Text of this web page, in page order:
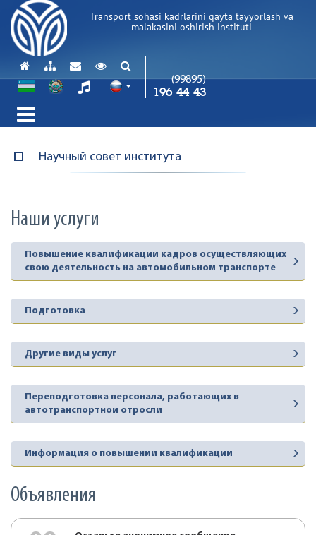
Transport sohasi kadrlarini qayta tayyorlash va
malakasini oshirish instituti
(99895)
196 44 43
Научный совет института
Наши услуги
Повышение квалификации кадров осуществляющих
свою деятельность на автомобильном транспорте
Подготовка
Другие виды услуг
Переподготовка персонала, работающих в
автотранспортной отросли
Информация о повышении квалификации
Объявления